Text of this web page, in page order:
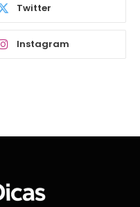
Twitter
Instagram